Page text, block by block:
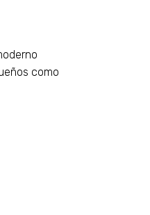
como